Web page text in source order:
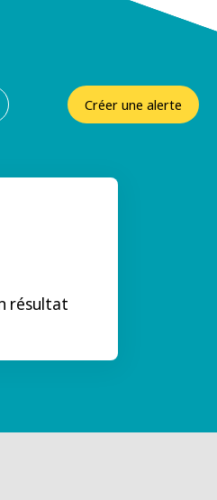
Créer une alerte
résultat